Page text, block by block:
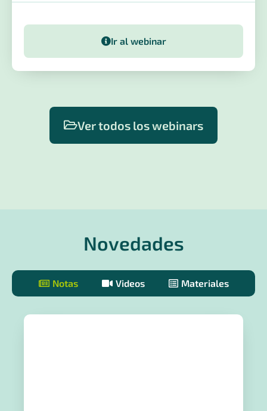
Ir al webinar
Ver todos los webinars
Novedades
Notas Videos Materiales